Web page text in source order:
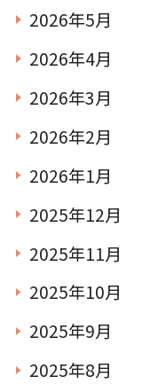
2026年5月
2026年4月
2026年3月
2026年2月
2026年1月
2025年12月
2025年11月
2025年10月
2025年9月
2025年8月